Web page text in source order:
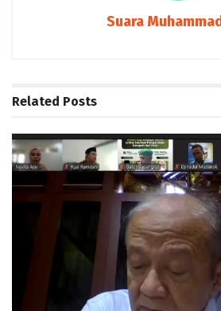
Suara
Related Posts